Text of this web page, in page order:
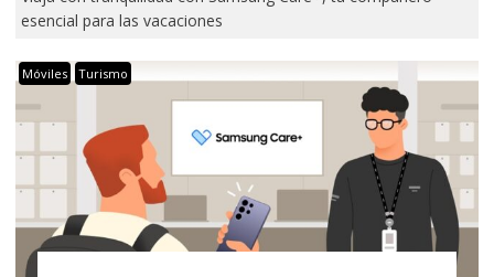
esencial para las vacaciones
Móviles Turismo